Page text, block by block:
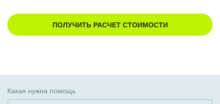
ПОЛУЧИТЬ РАСЧЕТ СТОИМОСТИ
Какая нужна помощь